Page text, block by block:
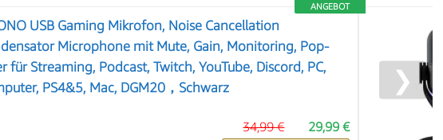
ANGEBOT
USB Gaming Mikrofon, Noise Cancellation
Microphone mit Mute, Gain, Monitoring, Pop-
für Streaming, Podcast, Twitch, YouTube, Discord, PC,
PS4&5, Mac, DGM20，Schwarz
29,99 €
34,99 €
❯